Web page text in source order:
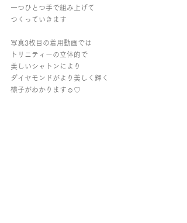
一つひとつ手で組み上げて
つくっていきます
写真3枚目の着用動画では
トリニティーの立体的で
美しいシャトンにより
ダイヤモンドがより美しく輝く
様子がわかります☺︎︎♡︎